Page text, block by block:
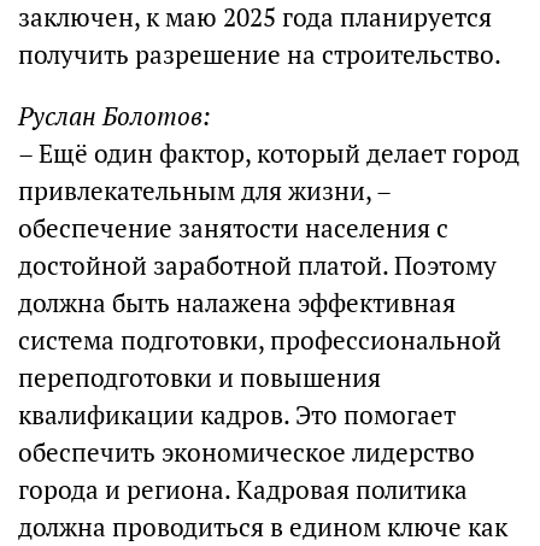
заключен, к маю 2025 года планируется
получить разрешение на строительство.
Руслан Болотов:
– Ещё один фактор, который делает город
привлекательным для жизни, –
обеспечение занятости населения с
достойной заработной платой. Поэтому
должна быть налажена эффективная
система подготовки, профессиональной
переподготовки и повышения
квалификации кадров. Это помогает
обеспечить экономическое лидерство
города и региона. Кадровая политика
должна проводиться в едином ключе как